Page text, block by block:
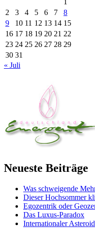
1
2
3 4 5 6 7
8
9
10 11 12 13 14 15
16 17 18 19 20 21 22
23 24 25 26 27 28 29
30 31
« Juli
Neueste Beiträge
Was schweigende
Dieser Hochsommer
Egozentrik oder
Das Luxus-Paradox
Internationaler